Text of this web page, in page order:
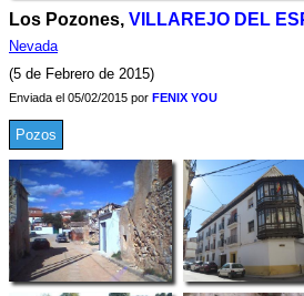
Los Pozones, VILLAREJO DEL
Nevada
(5 de Febrero de 2015)
Enviada el 05/02/2015 por FENIX YOU
Pozos